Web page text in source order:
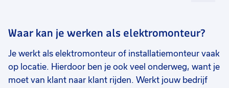
Waar kan je werken als elektromonteur?
Je werkt als elektromonteur of installatiemonteur vaak
op locatie. Hierdoor ben je ook veel onderweg, want je
moet van klant naar klant rijden. Werkt jouw bedrijf